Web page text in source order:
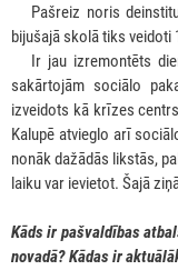
Pašreiz noris
bijušajā skolā tiks veidoti
Ir jau izremontēts
sakārtojām sociālo
izveidots kā krīzes
Kalupē atvieglo arī
nonāk dažādās likstās,
laiku var ievietot. Šajā
Kāds ir pašvaldības
novadā? Kādas ir